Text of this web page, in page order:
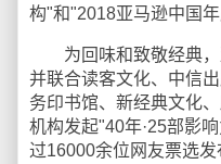
构"和"2018亚马逊中国
为回味和致敬经典，
并联合读客文化、中信
务印书馆、新经典文化
机构发起"40年·25部影
过16000余位网友票选